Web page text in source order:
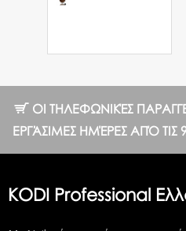
ΟΙ ΤΗΛΕΦΩΝΙΚΈΣ
ΕΡΓΆΣΙΜΕΣ ΗΜΈΡΕΣ ΑΠΌ ΤΙΣ
KODI Professional